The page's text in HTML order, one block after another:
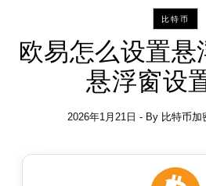
比特币
欧易怎么设置悬
悬浮窗设
2026年1月21日 - By 比特币加